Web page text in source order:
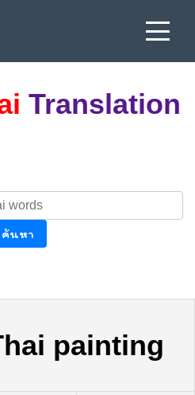
Translation
ค้นหา
painting